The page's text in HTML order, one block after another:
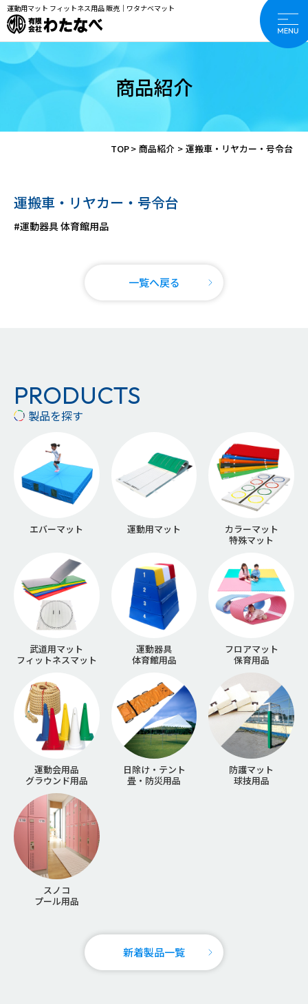
運動用マット フィットネス用品 販売｜ワタナベマット
商品紹介
TOP> 商品紹介 > 運搬車・リヤカー・号令台
運搬車・リヤカー・号令台
#運動器具 体育館用品
一覧へ戻る
PRODUCTS
製品を探す
エバーマット 運動用マット
カラーマット
特殊マット
武道用マット
フィットネスマット
運動器具
体育館用品
フロアマット
保育用品
運動会用品
グラウンド用品
日除け・テント
畳・防災用品
防護マット
球技用品
スノコ
プール用品
新着製品一覧